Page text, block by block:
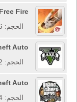
Fire
الحجم: 65.6 MB
Auto
الحجم: 62 GB
Auto
الحجم: 3.4 GB